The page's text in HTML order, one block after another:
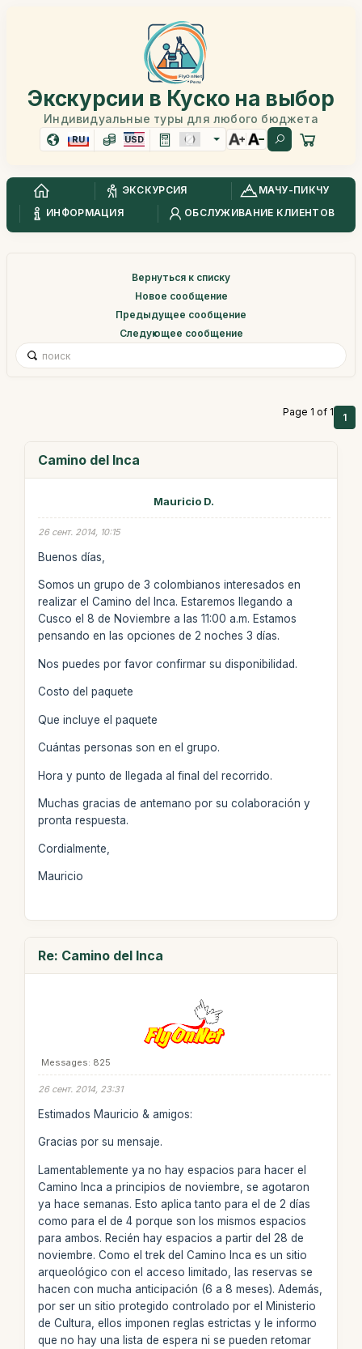
Экскурсии в Куско на выбор
Индивидуальные туры для любого бюджета
RU USD
ЭКСКУРСИЯ
МАЧУ-ПИКЧУ
ИНФОРМАЦИЯ
ОБСЛУЖИВАНИЕ КЛИЕНТОВ
Вернуться к списку
Новое сообщение
Предыдущее сообщение
Следующее сообщение
Page 1 of 1 1
Camino del Inca
Mauricio D.
26 сент. 2014, 10:15
Buenos días,
Somos un grupo de 3 colombianos interesados en
realizar el Camino del Inca. Estaremos llegando a
Cusco el 8 de Noviembre a las 11:00 a.m. Estamos
pensando en las opciones de 2 noches 3 días.
Nos puedes por favor confirmar su disponibilidad.
Costo del paquete
Que incluye el paquete
Cuántas personas son en el grupo.
Hora y punto de llegada al final del recorrido.
Muchas gracias de antemano por su colaboración y
pronta respuesta.
Cordialmente,
Mauricio
Re: Camino del Inca
Messages: 825
26 сент. 2014, 23:31
Estimados Mauricio & amigos:
Gracias por su mensaje.
Lamentablemente ya no hay espacios para hacer el
Camino Inca a principios de noviembre, se agotaron
ya hace semanas. Esto aplica tanto para el de 2 días
como para el de 4 porque son los mismos espacios
para ambos. Recién hay espacios a partir del 28 de
noviembre. Como el trek del Camino Inca es un sitio
arqueológico con el acceso limitado, las reservas se
hacen con mucha anticipación (6 a 8 meses). Además,
por ser un sitio protegido controlado por el Ministerio
de Cultura, ellos imponen reglas estrictas y le informo
que no hay una lista de espera ni se pueden retomar